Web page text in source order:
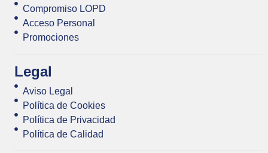
Compromiso LOPD
Acceso Personal
Promociones
Legal
Aviso Legal
Política de Cookies
Política de Privacidad
Política de Calidad